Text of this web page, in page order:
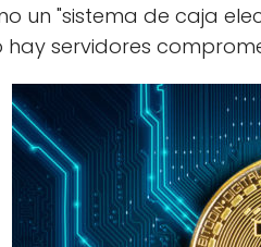
un "sistema de caja
hay servidores